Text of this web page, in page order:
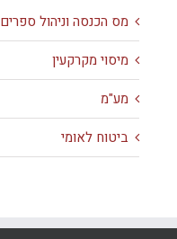
מס הכנסה וניהול ספרים
מיסוי מקרקעין
מע"מ
ביטוח לאומי